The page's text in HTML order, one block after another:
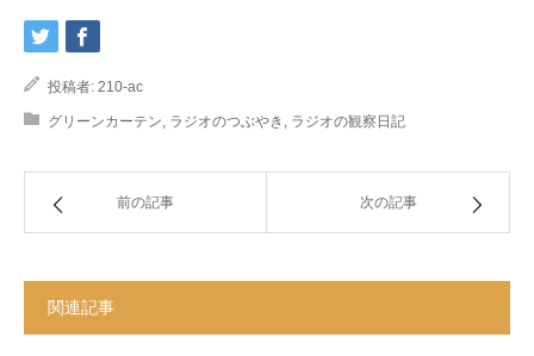
投稿者: 210-ac
グリーンカーテン, ラジオのつぶやき , ラジオの観察日記
前の記事 次の記事
関連記事